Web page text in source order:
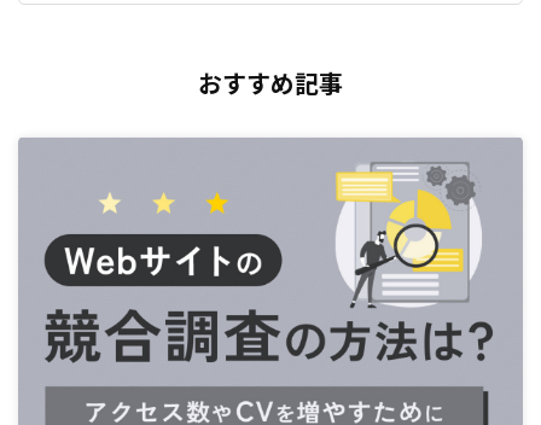
おすすめ記事